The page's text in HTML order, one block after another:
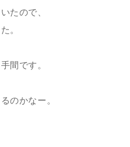
たので、
。
間です。
のかなー。